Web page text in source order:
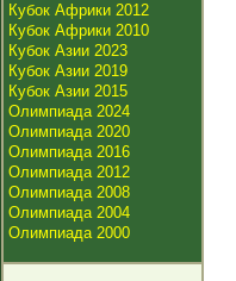
Кубок Африки 2012
Кубок Африки 2010
Кубок Азии 2023
Кубок Азии 2019
Кубок Азии 2015
Олимпиада 2024
Олимпиада 2020
Олимпиада 2016
Олимпиада 2012
Олимпиада 2008
Олимпиада 2004
Олимпиада 2000